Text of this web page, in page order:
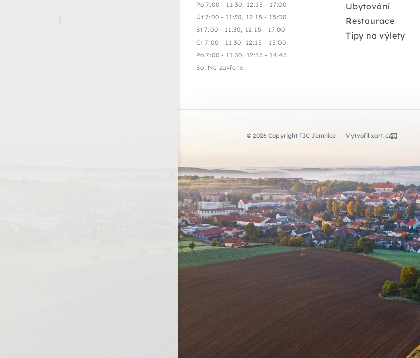
Po 7:00 - 11:30, 12:15 - 17:00
Út 7:00 - 11:30, 12:15 - 15:00
St 7:00 - 11:30, 12:15 - 17:00
Čt 7:00 - 11:30, 12:15 - 15:00
Pá 7:00 - 11:30, 12:15 - 14:45
So, Ne zavřeno
Ubytování
Restaurace
Tipy na výlety
© 2026 Copyright TIC Jemnice Vytvořil xart.cz